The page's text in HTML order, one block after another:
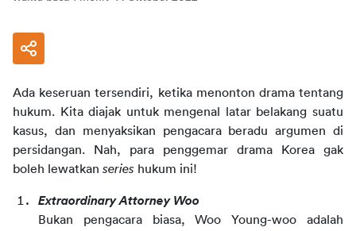
Ada keseruan tersendiri, ketika menonton drama tentang
hukum. Kita diajak untuk mengenal latar belakang suatu
kasus, dan menyaksikan pengacara beradu argumen di
persidangan. Nah, para penggemar drama Korea gak
boleh lewatkan series hukum ini!
Extraordinary Attorney Woo
Bukan pengacara biasa, Woo Young-woo adalah